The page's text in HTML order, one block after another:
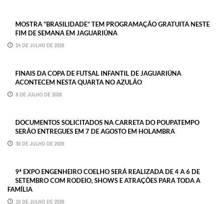
MOSTRA “BRASILIDADE” TEM PROGRAMAÇÃO GRATUITA NESTE
FIM DE SEMANA EM JAGUARIÚNA
24 DE JULHO DE 2026
FINAIS DA COPA DE FUTSAL INFANTIL DE JAGUARIÚNA
ACONTECEM NESTA QUARTA NO AZULÃO
8 DE JULHO DE 2026
DOCUMENTOS SOLICITADOS NA CARRETA DO POUPATEMPO
SERÃO ENTREGUES EM 7 DE AGOSTO EM HOLAMBRA
30 DE JULHO DE 2026
9ª EXPO ENGENHEIRO COELHO SERÁ REALIZADA DE 4 A 6 DE
SETEMBRO COM RODEIO, SHOWS E ATRAÇÕES PARA TODA A
FAMÍLIA
10 DE JULHO DE 2026